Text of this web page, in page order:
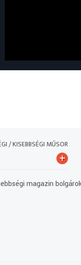
/ KISEBBSÉGI MŰSOR
+
magazin